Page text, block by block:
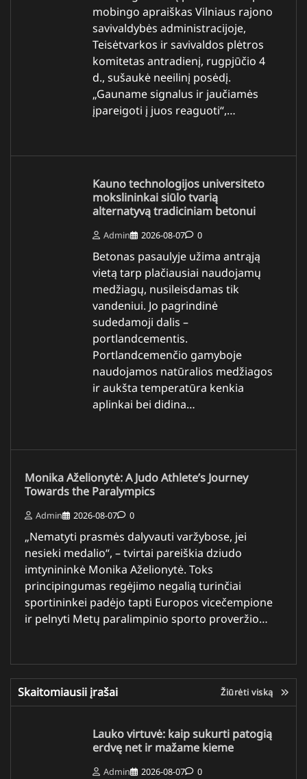
mobingo apraiškas Vilniaus rajono
savivaldybės administracijoje,
Teisėtvarkos ir savivaldos plėtros
komitetas antradienį, rugpjūčio 4
d., sušaukė neeilinį posėdį.
„Gauname signalus ir jaučiamės
įpareigoti į juos reaguoti“,…
Kauno technologijos universiteto
mokslininkai siūlo tvarią
alternatyvą tradiciniam betonui
Admin 2026-08-07 0
Betonas pasaulyje užima antrąją
vietą tarp plačiausiai naudojamų
medžiagų, nusileisdamas tik
vandeniui. Jo pagrindinė
sudedamoji dalis –
portlandcementis.
Portlandcemenčio gamyboje
naudojamos natūralios medžiagos
ir aukšta temperatūra kenkia
aplinkai bei didina…
Monika Aželionytė: A Judo Athlete’s Journey
Towards the Paralympics
Admin 2026-08-07 0
„Nematyti prasmės dalyvauti varžybose, jei
nesieki medalio“, – tvirtai pareiškia dziudo
imtynininkė Monika Aželionytė. Toks
principingumas regėjimo negalią turinčiai
sportininkei padėjo tapti Europos vicečempione
ir pelnyti Metų paralimpinio sporto proveržio…
Skaitomiausii įrašai Žiūrėti viską
Lauko virtuvė: kaip sukurti patogią
erdvę net ir mažame kieme
Admin 2026-08-07 0